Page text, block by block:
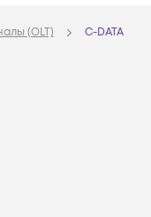
доставки
(OLT) C-DATA